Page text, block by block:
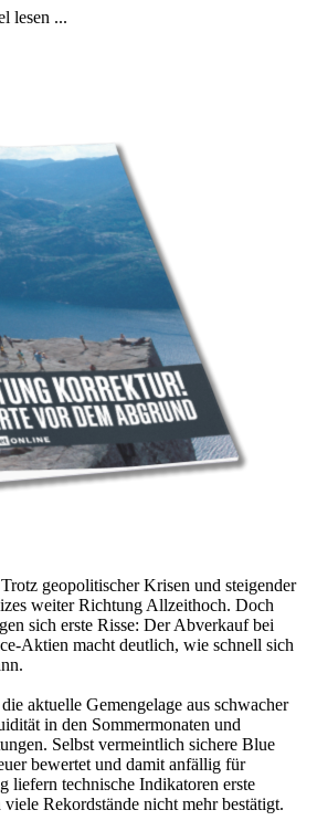
lesen ...
geopolitischer Krisen und steigender
weiter Richtung Allzeithoch. Doch
sich erste Risse: Der Abverkauf bei
Aktien macht deutlich, wie schnell sich
aktuelle Gemengelage aus schwacher
in den Sommermonaten und
Selbst vermeintlich sichere Blue
bewertet und damit anfällig für
liefern technische Indikatoren erste
Rekordstände nicht mehr bestätigt.